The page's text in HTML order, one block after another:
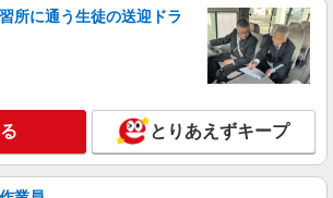
齢者向け住宅staff
時給1550円 ◆前払い・日払い・週払いOK
詳細を見る
社員 紹介予定派遣
グ株式会社 メディカルケア事業部/熊本オフィ
所に通う生徒の送迎ドラ
とりあえずキープ